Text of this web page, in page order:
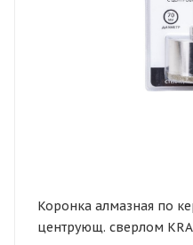
Коронка алмазная по
центрующ. сверлом